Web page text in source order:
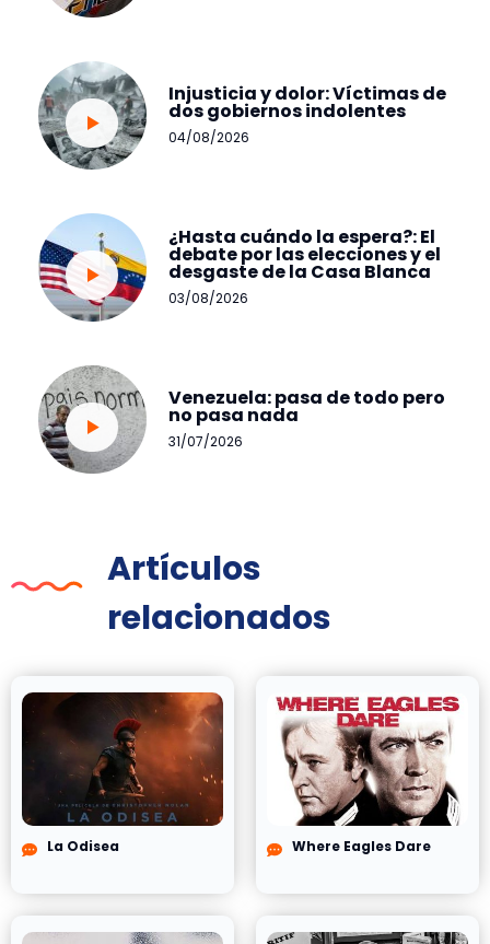
Injusticia y dolor: Víctimas de
dos gobiernos indolentes
04/08/2026
¿Hasta cuándo la espera?: El
debate por las elecciones y el
desgaste de la Casa Blanca
03/08/2026
Venezuela: pasa de todo pero
no pasa nada
31/07/2026
Artículos
relacionados
La Odisea Where Eagles Dare